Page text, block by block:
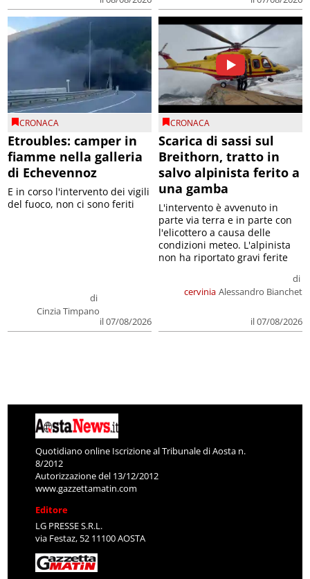
CRONACA
Etroubles: camper in
fiamme nella galleria
di Echevennoz
di
Cinzia Timpano
il 07/08/2026
E in corso l'intervento dei vigili
del fuoco, non ci sono feriti
CRONACA
Scarica di sassi sul
Breithorn, tratto in
salvo alpinista ferito a
una gamba
cervinia
di
Alessandro Bianchet
il 07/08/2026
L'intervento è avvenuto in
parte via terra e in parte con
l'elicottero a causa delle
condizioni meteo. L'alpinista
non ha riportato gravi ferite
Quotidiano online Iscrizione al Tribunale di Aosta n.
8/2012
Autorizzazione del 13/12/2012
www.gazzettamatin.com
Editore
LG PRESSE S.R.L.
via Festaz, 52 11100 AOSTA